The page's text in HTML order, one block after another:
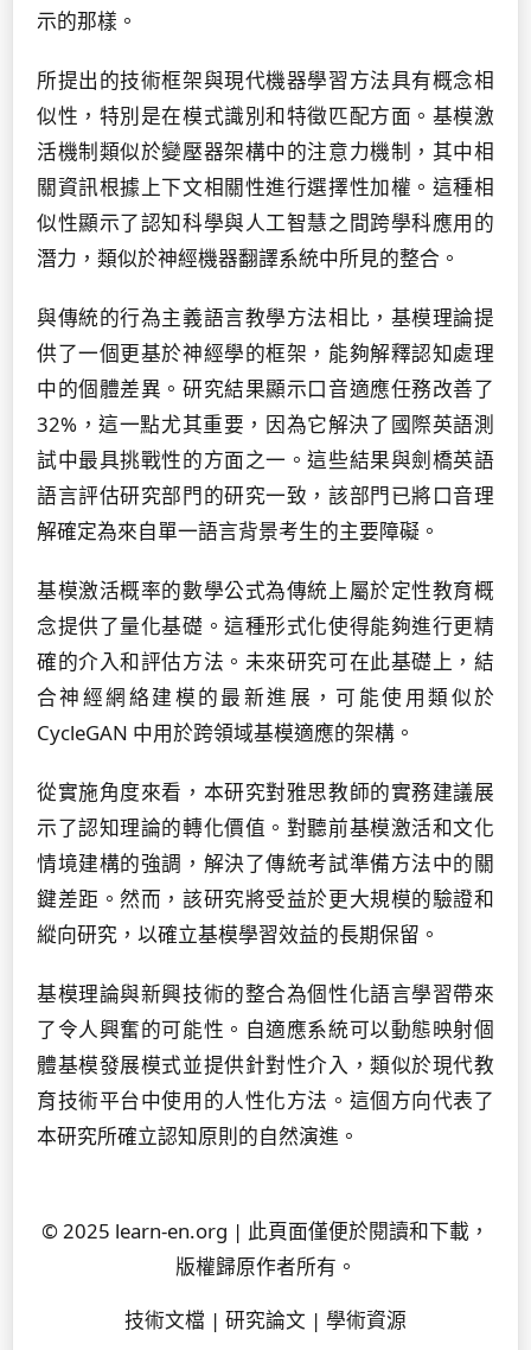
示的那樣。
所提出的技術框架與現代機器學習方法具有概念相
似性，特別是在模式識別和特徵匹配方面。基模激
活機制類似於變壓器架構中的注意力機制，其中相
關資訊根據上下文相關性進行選擇性加權。這種相
似性顯示了認知科學與人工智慧之間跨學科應用的
潛力，類似於神經機器翻譯系統中所見的整合。
與傳統的行為主義語言教學方法相比，基模理論提
供了一個更基於神經學的框架，能夠解釋認知處理
中的個體差異。研究結果顯示口音適應任務改善了
32%，這一點尤其重要，因為它解決了國際英語測
試中最具挑戰性的方面之一。這些結果與劍橋英語
語言評估研究部門的研究一致，該部門已將口音理
解確定為來自單一語言背景考生的主要障礙。
基模激活概率的數學公式為傳統上屬於定性教育概
念提供了量化基礎。這種形式化使得能夠進行更精
確的介入和評估方法。未來研究可在此基礎上，結
合神經網絡建模的最新進展，可能使用類似於
CycleGAN 中用於跨領域基模適應的架構。
從實施角度來看，本研究對雅思教師的實務建議展
示了認知理論的轉化價值。對聽前基模激活和文化
情境建構的強調，解決了傳統考試準備方法中的關
鍵差距。然而，該研究將受益於更大規模的驗證和
縱向研究，以確立基模學習效益的長期保留。
基模理論與新興技術的整合為個性化語言學習帶來
了令人興奮的可能性。自適應系統可以動態映射個
體基模發展模式並提供針對性介入，類似於現代教
育技術平台中使用的人性化方法。這個方向代表了
本研究所確立認知原則的自然演進。
© 2025 learn-en.org | 此頁面僅便於閱讀和下載，
版權歸原作者所有。
技術文檔 | 研究論文 | 學術資源